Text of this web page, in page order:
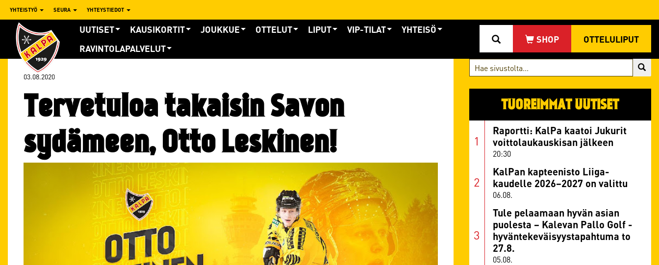
YHTEISTYÖ SEURA YHTEYSTIEDOT
OTTELULIPUT
UUTISET KAUSIKORTIT JOUKKUE OTTELUT LIPUT VIP-TILAT
YHTEISÖ
RAVINTOLAPALVELUT
03.08.2020
Tervetuloa takaisin Savon
sydämeen, Otto Leskinen!
TUOREIMMAT UUTISET
20:30
Raportti: KalPa kaatoi Jukurit
voittolaukauskisan jälkeen
06.08.
KalPan kapteenisto Liiga-
kaudelle 2026–2027 on valittu
05.08.
Tule pelaamaan hyvän asian
puolesta – Kalevan Pallo Golf -
hyväntekeväisyystapahtuma to
27.8.